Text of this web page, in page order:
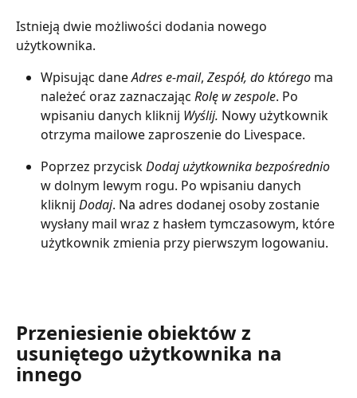
Istnieją dwie możliwości dodania nowego
użytkownika.
Wpisując dane Adres e-mail, Zespół, do którego ma
należeć oraz zaznaczając Rolę w zespole. Po
wpisaniu danych kliknij Wyślij. Nowy użytkownik
otrzyma mailowe zaproszenie do Livespace.
Poprzez przycisk Dodaj użytkownika bezpośrednio
w dolnym lewym rogu. Po wpisaniu danych
kliknij Dodaj. Na adres dodanej osoby zostanie
wysłany mail wraz z hasłem tymczasowym, które
użytkownik zmienia przy pierwszym logowaniu.
Przeniesienie obiektów z
usuniętego użytkownika na
innego